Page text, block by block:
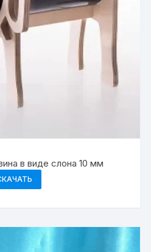
в виде слона 10 мм